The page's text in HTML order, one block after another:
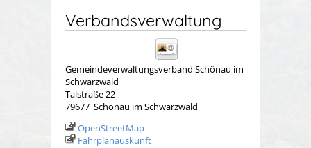
Verbandsverwaltung
Gemeindeverwaltungsverband Schönau im
Schwarzwald
Talstraße 22
79677 Schönau im Schwarzwald
OpenStreetMap
Fahrplanauskunft